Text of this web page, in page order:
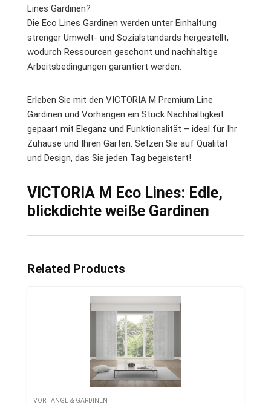
Lines Gardinen?
Die Eco Lines Gardinen werden unter Einhaltung
strenger Umwelt- und Sozialstandards hergestellt,
wodurch Ressourcen geschont und nachhaltige
Arbeitsbedingungen garantiert werden.
Erleben Sie mit den VICTORIA M Premium Line
Gardinen und Vorhängen ein Stück Nachhaltigkeit
gepaart mit Eleganz und Funktionalität – ideal für Ihr
Zuhause und Ihren Garten. Setzen Sie auf Qualität
und Design, das Sie jeden Tag begeistert!
VICTORIA M Eco Lines: Edle,
blickdichte weiße Gardinen
Related Products
VORHÄNGE & GARDINEN